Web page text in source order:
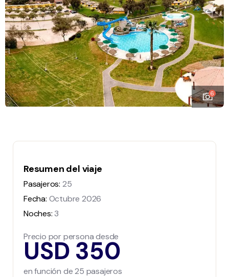
6
Resumen del viaje
Pasajeros: 25
Fecha: Octubre 2026
Noches: 3
Precio por persona desde
USD 350
en función de 25 pasajeros